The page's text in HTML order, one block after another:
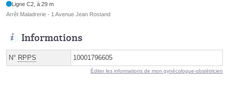
Ligne C2, à 29 m
Arrêt Maladrerie - 1 Avenue Jean Rostand
Informations
N° RPPS 10001796605
Éditer les informations de mon gynécologue-obstétricien